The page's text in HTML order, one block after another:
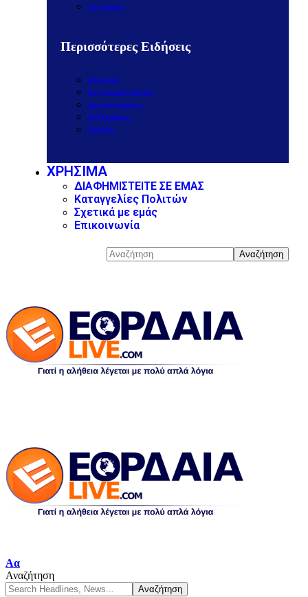
Προτάσεις
Περισσότερες Ειδήσεις
Αθλητικά
Αστυνομικό Δελτίο
Δημοσκοπήσεις
Εκδηλώσεις
Ελλάδα
ΧΡΗΣΙΜΑ
ΔΙΑΦΗΜΙΣΤΕΙΤΕ ΣΕ ΕΜΑΣ
Καταγγελίες Πολιτών
Σχετικά με εμάς
Επικοινωνία
Αα
Αναζήτηση